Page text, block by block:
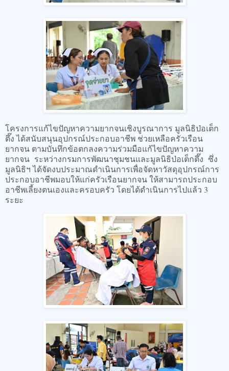
โครงการแก้ไขปัญหาความยากจนเชิงบูรณาการ มูลนิธิป่อเต็ก
ตึ๊ง ได้สนับสนุนอุปกรณ์ประกอบอาชีพ ช่วยเหลือครัวเรือน
ยากจน ตามบันทึกข้อตกลงความร่วมมือแก้ไขปัญหาความ
ยากจน ระหว่างกรมการพัฒนาชุมชนและมูลนิธิป่อเต็กตึ๊ง ซึ่ง
มูลนิธิฯ ได้จัดงบประมาณดำเนินการเพื่อจัดหาวัสดุอุปกรณ์การ
ประกอบอาชีพมอบให้แก่ครัวเรือนยากจน ให้สามารถประกอบ
อาชีพเลี้ยงตนเองและครอบครัว โดยได้ดำเนินการไปแล้ว 3
ระยะ